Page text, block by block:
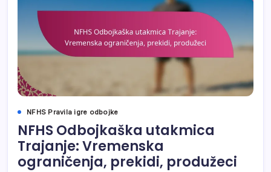
NFHS Pravila igre odbojke
NFHS Odbojkaška utakmica
Trajanje: Vremenska
ograničenja, prekidi, produžeci